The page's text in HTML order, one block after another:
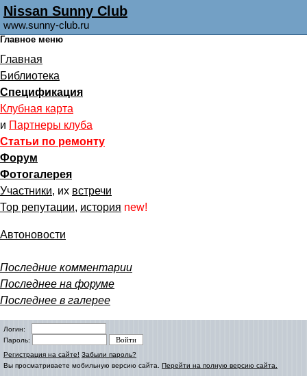
Nissan Sunny Club
www.sunny-club.ru
Главное меню
Главная
Библиотека
Спецификация
Клубная карта
и Партнеры клуба
Статьи по ремонту
Форум
Фотогалерея
Участники, их встречи
Тор репутации, история new!
Автоновости
Последние комментарии
Последнее на форуме
Последнее в галерее
Логин:
Пароль:
Регистрация на сайте! Забыли пароль?
Вы просматриваете мобильную версию сайта. Перейти на полную версию сайта.